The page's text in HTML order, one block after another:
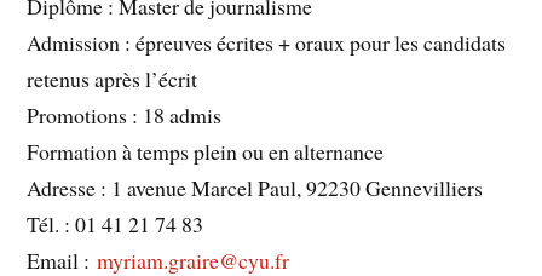
Admission : épreuves écrites + oraux pour les candidats
retenus après l’écrit
Promotions : 18 admis
Formation à temps plein ou en alternance
Adresse : 1 avenue Marcel Paul, 92230 Gennevilliers
Tél. : 01 41 21 74 83
Email :myriam.graire@cyu.fr